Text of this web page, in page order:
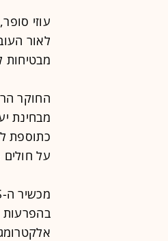
עוזי
לאור
החוקר
מבחינת
כתוספת
על